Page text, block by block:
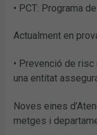
• PCT: Programa
Actualment en
• Prevenció de risc
una entitat
Noves eines
metges i